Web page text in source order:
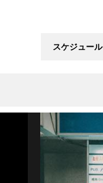
スケジュール